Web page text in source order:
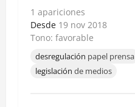
1 apariciones
Desde 19 nov 2018
Tono: favorable
desregulación papel prensa
legislación de medios